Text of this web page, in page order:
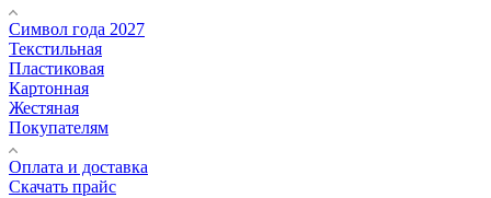
Символ года 2027
Текстильная
Пластиковая
Картонная
Жестяная
Покупателям
Оплата и доставка
Скачать прайс